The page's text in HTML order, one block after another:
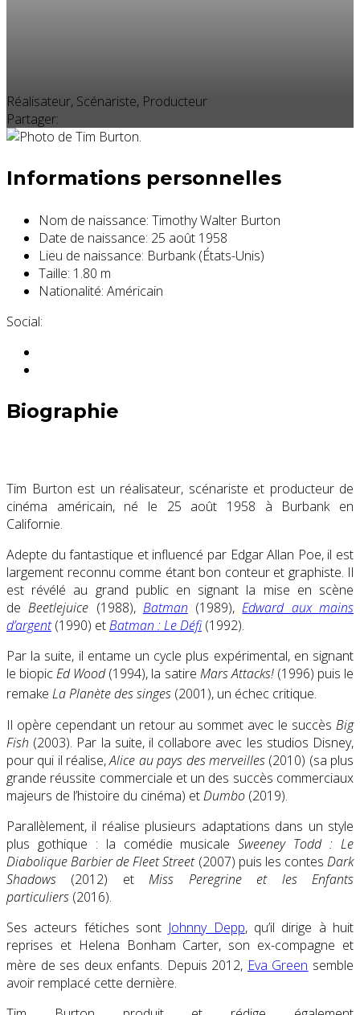
Réalisateur, Scénariste, Producteur
Partager:
Informations personnelles
Nom de naissance: Timothy Walter Burton
Date de naissance: 25 août 1958
Lieu de naissance: Burbank (États-Unis)
Taille: 1.80 m
Nationalité: Américain
Social:
Biographie
Tim Burton est un réalisateur, scénariste et producteur de
cinéma américain, né le 25 août 1958 à Burbank en
Californie.
Adepte du fantastique et influencé par Edgar Allan Poe, il est
largement reconnu comme étant bon conteur et graphiste. Il
est révélé au grand public en signant la mise en scène
deBeetlejuice (1988), Batman (1989),Edward aux mains
d’argent(1990) etBatman : Le Défi(1992).
Par la suite, il entame un cycle plus expérimental, en signant
le biopicEd Wood(1994), la satire Mars Attacks!(1996) puis le
remake La Planète des singes (2001), un échec critique.
Il opère cependant un retour au sommet avec le succès Big
Fish (2003). Par la suite, il collabore avec les studios Disney,
pour qui il réalise,Alice au pays des merveilles(2010) (sa plus
grande réussite commerciale et un des succès commerciaux
majeurs de l’histoire du cinéma) etDumbo (2019).
Parallèlement, il réalise plusieurs adaptations dans un style
plus gothique : la comédie musicaleSweeney Todd : Le
Diabolique Barbier de Fleet Street(2007) puis les contesDark
Shadows (2012) etMiss Peregrine et les Enfants
particuliers (2016).
Ses acteurs fétiches sont Johnny Depp, qu’il dirige à huit
reprises et Helena Bonham Carter, son ex-compagne et
mère de ses deux enfants. Depuis 2012, Eva Green semble
avoir remplacé cette dernière.